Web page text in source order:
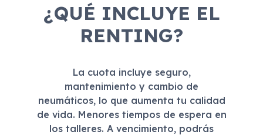
¿QUÉ INCLUYE EL
RENTING?
La cuota incluye seguro,
mantenimiento y cambio de
neumáticos, lo que aumenta tu calidad
de vida. Menores tiempos de espera en
los talleres. A vencimiento, podrás